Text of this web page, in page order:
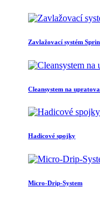
Zavlažovací systém
Cleansystem na
Hadicové spojky
Micro-Drip-System